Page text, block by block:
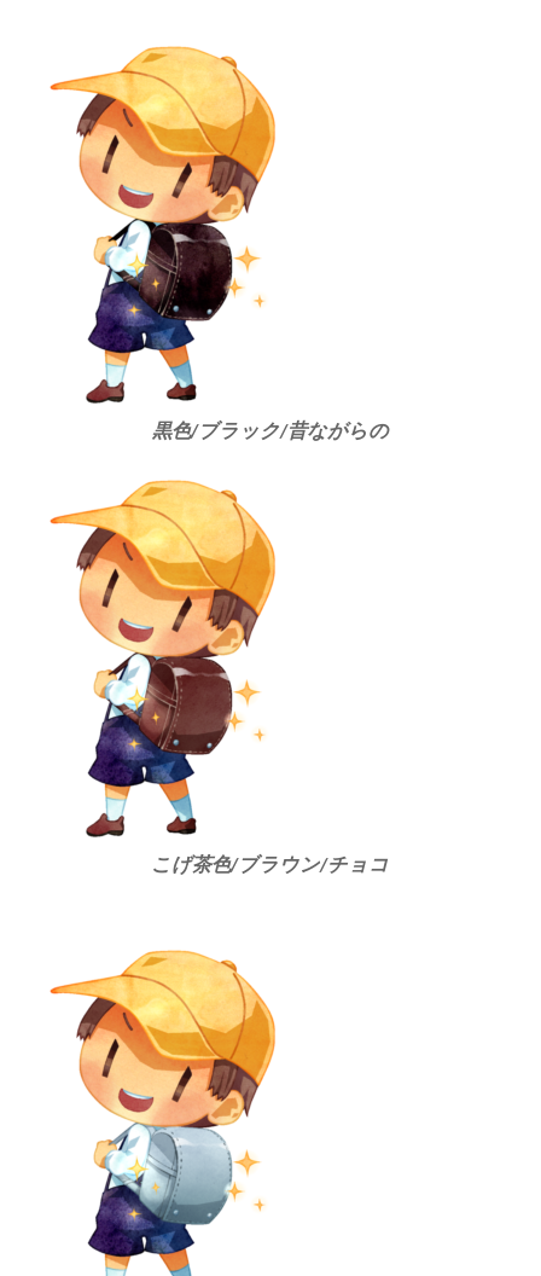
黒色/ブラック/昔ながらの
こげ茶色/ブラウン/チョコ